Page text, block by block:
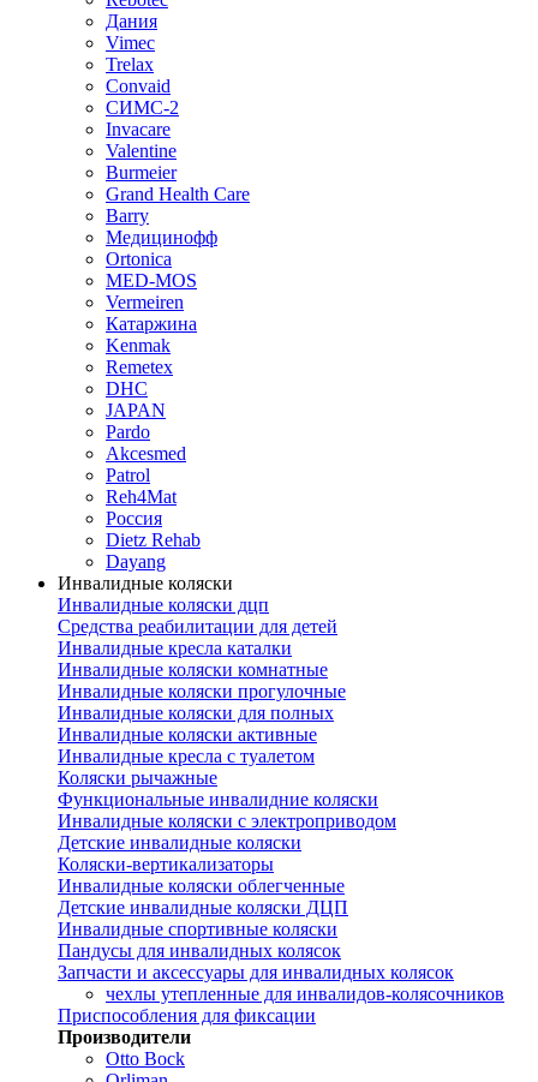
Дания
Vimec
Trelax
Convaid
СИМС-2
Invacare
Valentine
Burmeier
Grand Health Care
Barry
Медицинофф
Ortonica
MED-MOS
Vermeiren
Катаржина
Kenmak
Remetex
DHC
JAPAN
Pardo
Akcesmed
Patrol
Reh4Mat
Россия
Dietz Rehab
Dayang
Инвалидные коляски
Инвалидные коляски дцп
Средства реабилитации для детей
Инвалидные кресла каталки
Инвалидные коляски комнатные
Инвалидные коляски прогулочные
Инвалидные коляски для полных
Инвалидные коляски активные
Инвалидные кресла с туалетом
Коляски рычажные
Функциональные инвалидние коляски
Инвалидные коляски с электроприводом
Детские инвалидные коляски
Коляски-вертикализаторы
Инвалидные коляски облегченные
Детские инвалидные коляски ДЦП
Инвалидные спортивные коляски
Пандусы для инвалидных колясок
Запчасти и аксессуары для инвалидных колясок
чехлы утепленные для инвалидов-колясочников
Приспособления для фиксации
Производители
Otto Bock